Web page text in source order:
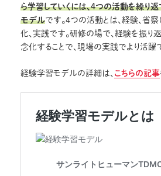
ら学習していくには、4つの活動を繰り
モデルです。4つの活動とは、経験、省察
化、実践です。研修の場で、経験を振り
念化することで、現場の実践でより活躍
経験学習モデルの詳細は、 こちらの記事